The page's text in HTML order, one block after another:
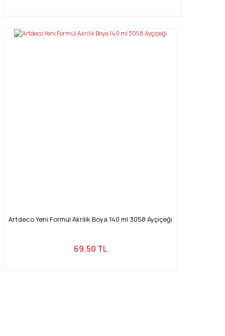
Artdeco Yeni Formül Akrilik Boya 140 ml 3058 Ayçiçeği
69,50 TL